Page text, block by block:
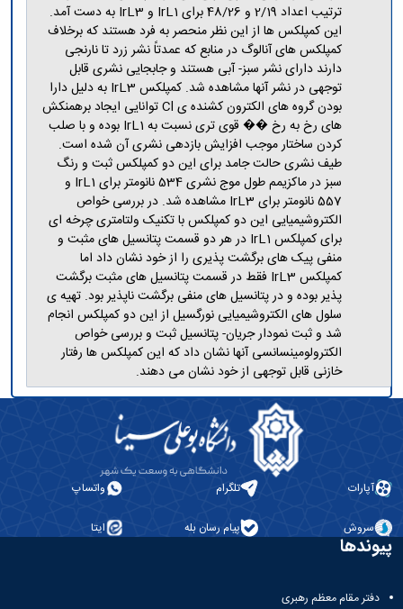
ترتیب اعداد 2/19 و 48/26 برای IrL1 و IrL3 به دست آمد.
این کمپلکس ها از این نظر منحصر به فرد هستند که برخلاف
کمپلکس های آنالوگ در منابع که عمدتاً نشر زرد تا نارنجی
دارند دارای نشر سبز- آبی هستند و جابجایی نشری قابل
توجهی در نشر آنها مشاهده شد. کمپلکس IrL3 به دلیل دارا
بودن گروه های الکترون کشنده ی Cl توانایی ایجاد برهمنکش
های رخ به رخ �� قوی تری نسبت به IrL1 بوده و با صلب
کردن ساختار موجب افزایش بازدهی نشری آن شده است.
طیف نشری حالت جامد برای این دو کمپلکس ثبت و رنگ
سبز در ماکزیمم طول موج نشری 534 نانومتر برای IrL1 و
557 نانومتر برای IrL3 مشاهده شد. در بررسی خواص
الکتروشیمیایی این دو کمپلکس با تکنیک ولتامتری چرخه ای
برای کمپلکس IrL1 در هر دو قسمت پتانسیل های مثبت و
منفی پیک های برگشت پذیری را از خود نشان داد اما
کمپلکس IrL3 فقط در قسمت پتانسیل های مثبت برگشت
پذیر بوده و در پتانسیل های منفی برگشت ناپذیر بود. تهیه ی
سلول های الکتروشیمیایی نورگسیل از این دو کمپلکس انجام
شد و ثبت نمودار جریان- پتانسیل ثبت و بررسی خواص
الکترولومینسانسی آنها نشان داد که این کمپلکس ها رفتار
خازنی قابل توجهی از خود نشان می دهند.
آپارات تلگرام واتساپ
سروش پیام رسان بله ایتا
پیوندها
دفتر مقام معظم رهبری